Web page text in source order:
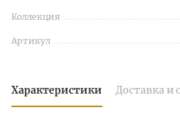
Коллекция
Артикул
Характеристики Доставка и